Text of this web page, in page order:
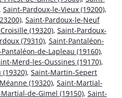
, Saint-Pardoux-le-Vieux (19200),
, Saint-Pardoux-le-Neuf
(19320), Saint-Pardoux-
(79310), Saint-Pantaléon-
de-Lapleau (19160),
Merd-les-Oussines (19170),
, Saint-Martin-Sepert
(19320), Saint-Martial-
de-Gimel (19150), Saint-